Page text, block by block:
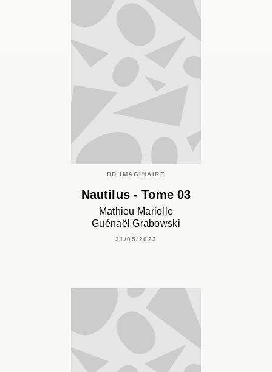
BD IMAGINAIRE
Nautilus - Tome 03
Mathieu Mariolle
Guénaël Grabowski
31/05/2023